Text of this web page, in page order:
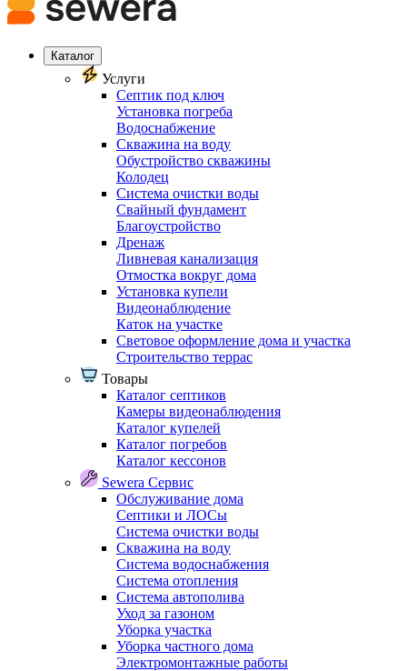
Каталог
Услуги
Септик под ключ
Установка погреба
Водоснабжение
Скважина на воду
Обустройство скважины
Колодец
Система очистки воды
Свайный фундамент
Благоустройство
Дренаж
Ливневая канализация
Отмостка вокруг дома
Установка купели
Видеонаблюдение
Каток на участке
Световое оформление дома и участка
Строительство террас
Товары
Каталог септиков
Камеры видеонаблюдения
Каталог купелей
Каталог погребов
Каталог кессонов
Sewera Сервис
Обслуживание дома
Септики и ЛОСы
Система очистки воды
Скважина на воду
Система водоснабжения
Система отопления
Система автополива
Уход за газоном
Уборка участка
Уборка частного дома
Электромонтажные работы